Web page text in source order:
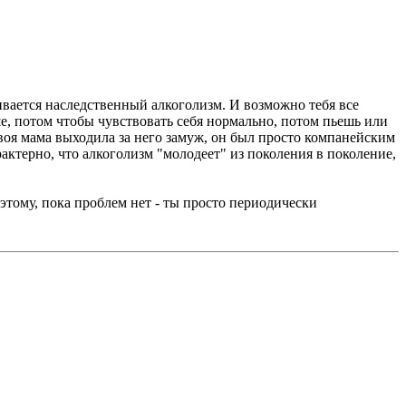
наследственный алкоголизм. И возможно тебя все
потом чтобы чувствовать себя нормально, потом пьешь или
мама выходила за него замуж, он был просто компанейским
что алкоголизм "молодеет" из поколения в поколение,
пока проблем нет - ты просто периодически